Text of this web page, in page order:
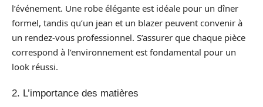
l’événement. Une robe élégante est idéale pour un dîner
formel, tandis qu’un jean et un blazer peuvent convenir à
un rendez-vous professionnel. S’assurer que chaque pièce
correspond à l’environnement est fondamental pour un
look réussi.
2. L’importance des matières